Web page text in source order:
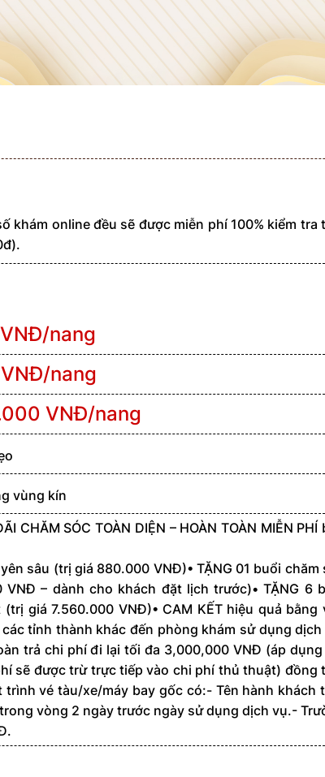
khám online đều sẽ được miễn phí 100% kiểm tra
nang
nang
VNĐ/nang
vùng kín
CHĂM SÓC TOÀN DIỆN – HOÀN TOÀN MIỄN PHÍ
sâu (trị giá 880.000 VNĐ)• TẶNG 01 buổi chăm
– dành cho khách đặt lịch trước)• TẶNG 6
giá 7.560.000 VNĐ)• CAM KẾT hiệu quả bằng
tỉnh thành khác đến phòng khám sử dụng
trả chi phí đi lại tối đa 3,000,000 VNĐ (áp
sẽ được trừ trực tiếp vào chi phí thủ thuật) đồng
vé tàu/xe/máy bay gốc có:- Tên hành khách
vòng 2 ngày trước ngày sử dụng dịch vụ.-